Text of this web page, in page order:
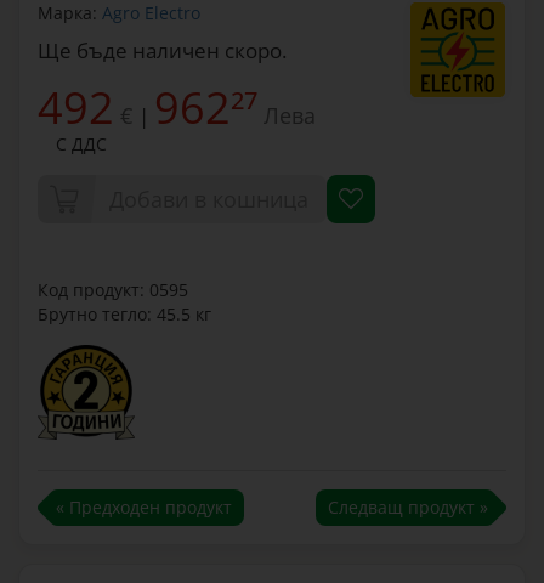
Марка: Agro Electro
Ще бъде наличен скоро.
492 € | 96227 Лева
С ДДС
Код продукт: 0595
Брутно тегло: 45.5 кг
« Предходен продукт Следващ продукт »